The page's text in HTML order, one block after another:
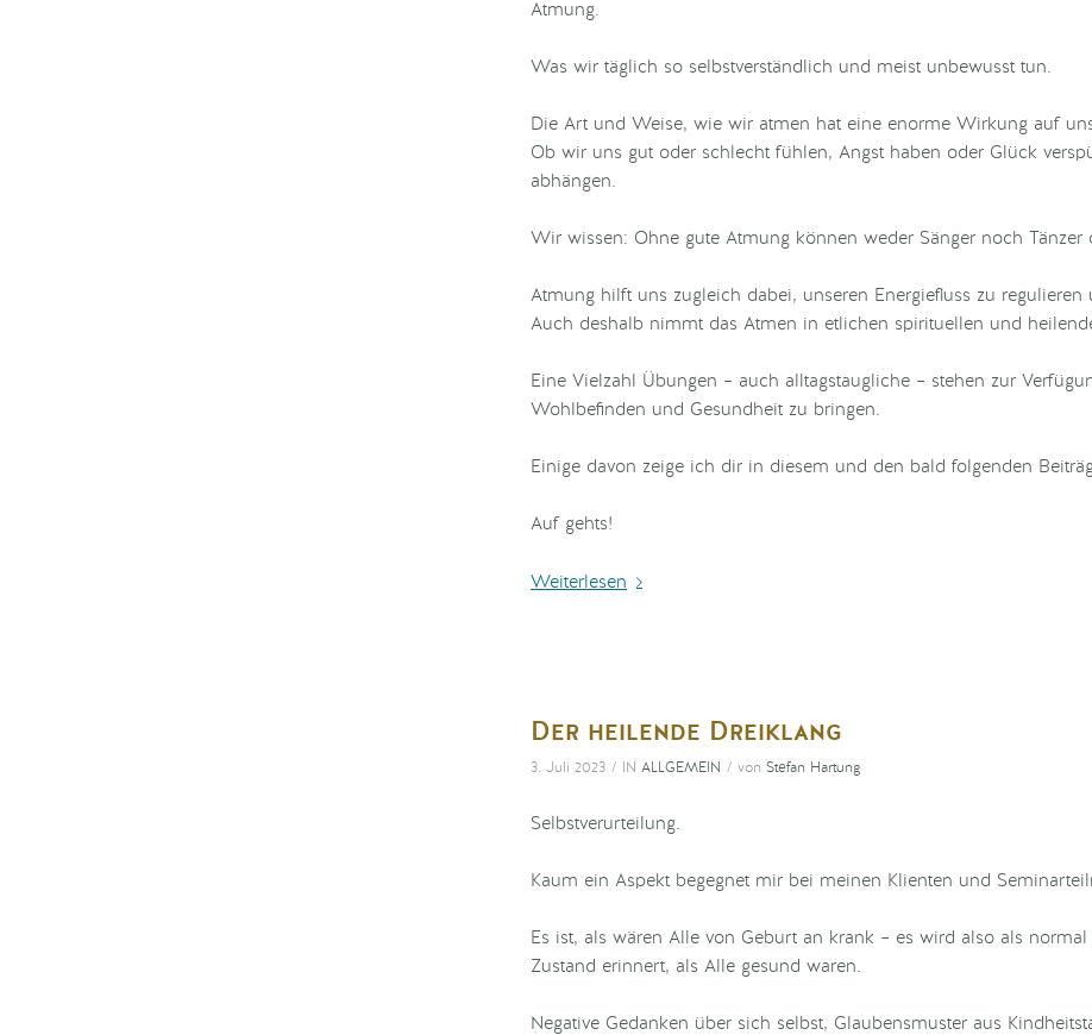
Atmung.
Was wir täglich so selbstverständlich und meist unbewusst tun.
Die Art und Weise, wie wir atmen hat eine enorme Wirkung auf
Ob wir uns gut oder schlecht fühlen, Angst haben oder Glück
abhängen.
Wir wissen: Ohne gute Atmung können weder Sänger noch Tänzer
Atmung hilft uns zugleich dabei, unseren Energiefluss zu regulieren
Auch deshalb nimmt das Atmen in etlichen spirituellen und
Eine Vielzahl Übungen – auch alltagstaugliche – stehen zur
Wohlbefinden und Gesundheit zu bringen.
Einige davon zeige ich dir in diesem und den bald folgenden
Auf gehts!
Weiterlesen
Der heilende Dreiklang
3. Juli 2023 / IN ALLGEMEIN / von Stefan Hartung
Selbstverurteilung.
Kaum ein Aspekt begegnet mir bei meinen Klienten und
Es ist, als wären Alle von Geburt an krank – es wird also als
Zustand erinnert, als Alle gesund waren.
Negative Gedanken über sich selbst, Glaubensmuster aus